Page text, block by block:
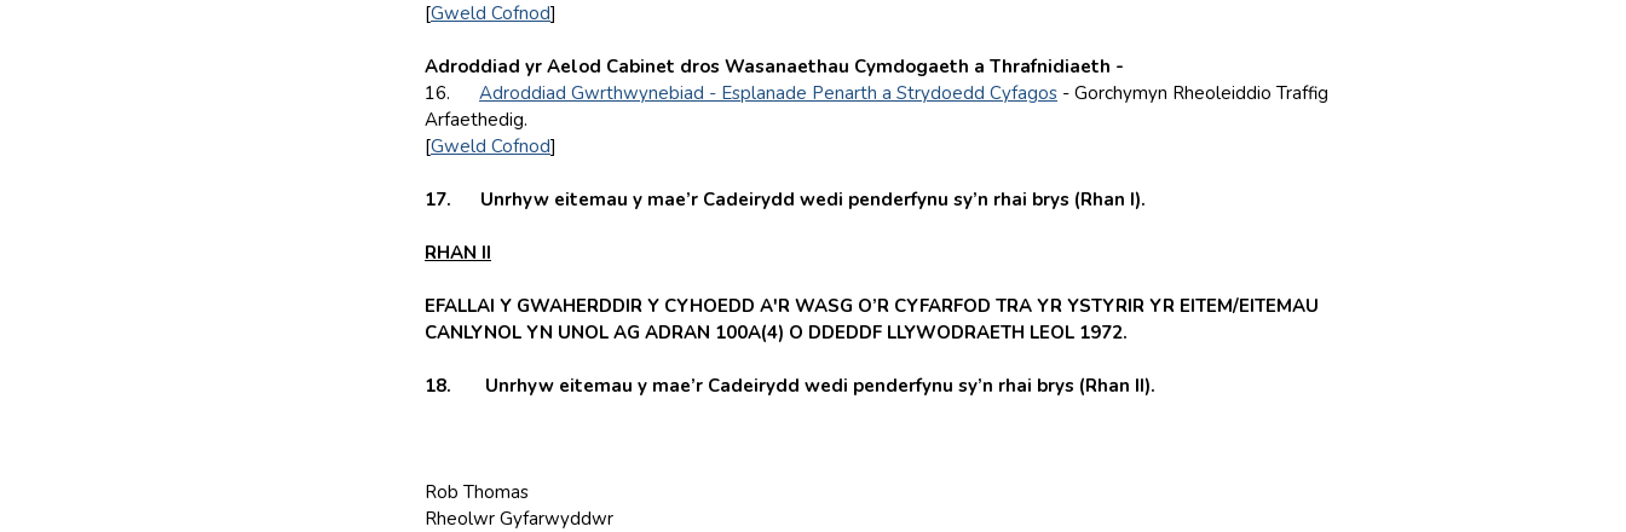
[Gweld Cofnod]
Adroddiad yr Aelod Cabinet dros Wasanaethau Cymdogaeth a Thrafnidiaeth -
16. Adroddiad Gwrthwynebiad - Esplanade Penarth a Strydoedd Cyfagos - Gorchymyn Rheoleiddio Traffig
Arfaethedig.
[Gweld Cofnod]
17. Unrhyw eitemau y mae’r Cadeirydd wedi penderfynu sy’n rhai brys (Rhan I).
RHAN II
EFALLAI Y GWAHERDDIR Y CYHOEDD A'R WASG O’R CYFARFOD TRA YR YSTYRIR YR EITEM/EITEMAU
CANLYNOL YN UNOL AG ADRAN 100A(4) O DDEDDF LLYWODRAETH LEOL 1972.
18. Unrhyw eitemau y mae’r Cadeirydd wedi penderfynu sy’n rhai brys (Rhan II).
Rob Thomas
Rheolwr Gyfarwyddwr